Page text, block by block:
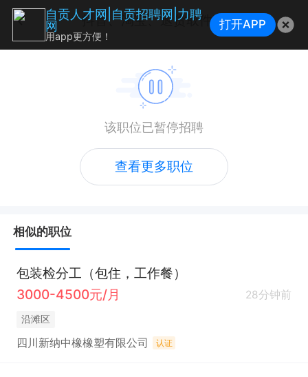
抖音、淘宝、退货取件员
该职位已暂停招聘
查看更多职位
相似的职位
包装检分工（包住，工作餐）
3000-4500元/月
28分钟前
沿滩区
四川新纳中橡橡塑有限公司 认证
自贡人才网|自贡招聘网|力聘
网
用app更方便！
打开APP